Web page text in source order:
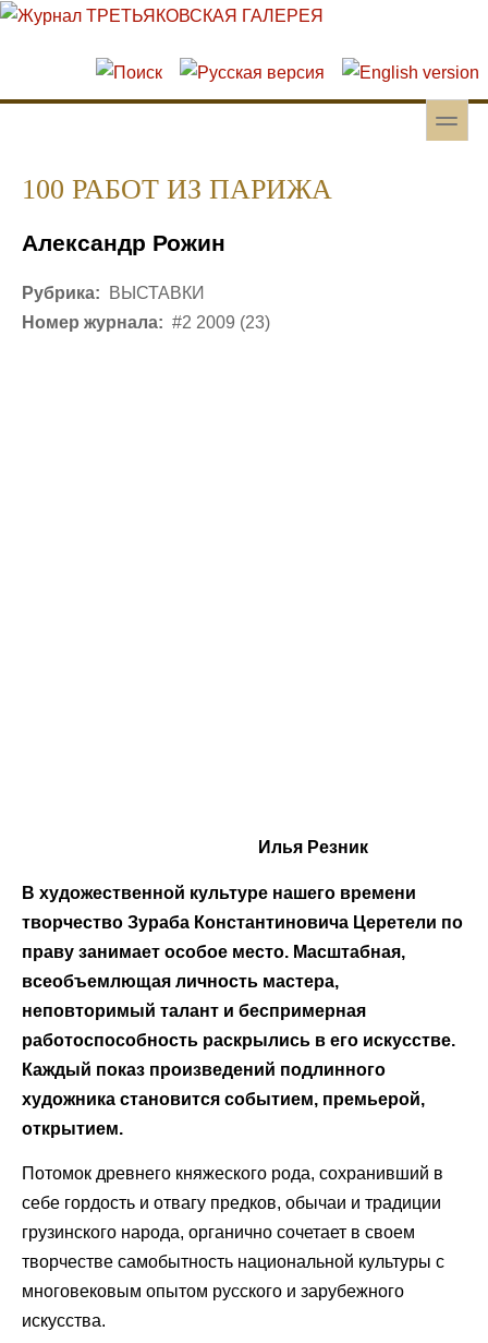
Перейти к основному содержанию
Skip to search
toggle
100 РАБОТ ИЗ ПАРИЖА
Александр Рожин
Рубрика:
ВЫСТАВКИ
Номер журнала: #2 2009 (23)
Илья Резник
В художественной культуре нашего времени
творчество Зураба Константиновича Церетели по
праву занимает особое место. Масштабная,
всеобъемлющая личность мастера,
неповторимый талант и беспримерная
работоспособность раскрылись в его искусстве.
Каждый показ произведений подлинного
художника становится событием, премьерой,
открытием.
Потомок древнего княжеского рода, сохранивший в
себе гордость и отвагу предков, обычаи и традиции
грузинского народа, органично сочетает в своем
творчестве самобытность национальной культуры с
многовековым опытом русского и зарубежного
искусства.